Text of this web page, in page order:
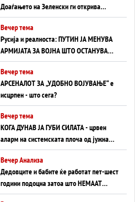
Доаѓањето на Зеленски ги открива
тајните на политиката на балансирање
на Вучиќ
Вечер тема
Русија и реалноста: ПУТИН ЈА МЕНУВА
АРМИЈАТА ЗА ВОЈНА ШТО ОСТАНУВА
БЕЗ ФРОНТ
Вечер тема
АРСЕНАЛОТ ЗА „УДОБНО ВОЈУВАЊЕ“ е
исцрпен - што сега?
Вечер тема
КОГА ДУНАВ ЈА ГУБИ СИЛАТА - црвен
аларм на системската плоча од јужна
Германија до Црното Море...
Вечер Анализа
Дедовците и бабите ќе работат пет-шест
години подоцна затоа што НЕМААТ
ВНУЦИ ДА ГИ ЗАМЕНАТ